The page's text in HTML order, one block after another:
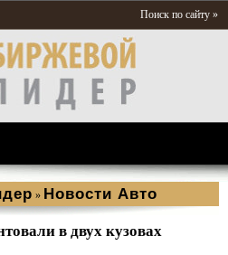
Поиск по сайту »
» Новости Aвто
в двух кузовах